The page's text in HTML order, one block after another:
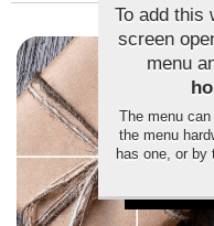
Aviso
lista de
nuestra
To add this
screen
menu
The menu
the menu
has one, or by